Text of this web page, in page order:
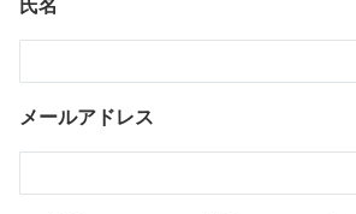
氏名
メールアドレス